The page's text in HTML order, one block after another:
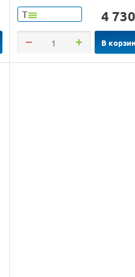
Т 4 730
В